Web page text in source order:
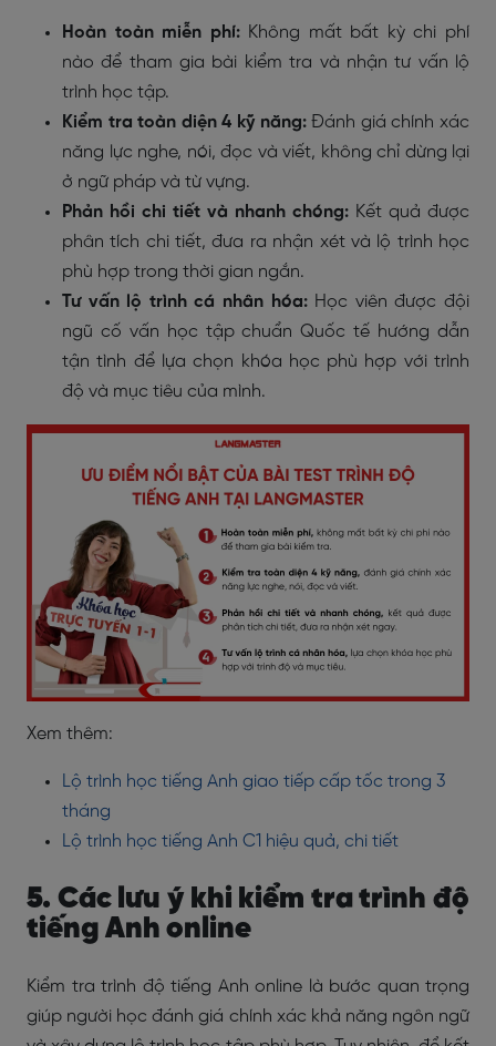
Hoàn toàn miễn phí:Không mất bất kỳ chi phí
nào để tham gia bài kiểm tra và nhận tư vấn lộ
trình học tập.
Kiểm tra toàn diện 4 kỹ năng:Đánh giá chính xác
năng lực nghe, nói, đọc và viết, không chỉ dừng lại
ở ngữ pháp và từ vựng.
Phản hồi chi tiết và nhanh chóng: Kết quả được
phân tích chi tiết, đưa ra nhận xét và lộ trình học
phù hợp trong thời gian ngắn.
Tư vấn lộ trình cá nhân hóa:Học viên được đội
ngũ cố vấn học tập chuẩn Quốc tế hướng dẫn
tận tình để lựa chọn khóa học phù hợp với trình
độ và mục tiêu của mình.
Xem thêm:
Lộ trình học tiếng Anh giao tiếp cấp tốc trong 3
tháng
Lộ trình học tiếng Anh C1 hiệu quả, chi tiết
5. Các lưu ý khi kiểm tra trình độ
tiếng Anh online
Kiểm tra trình độ tiếng Anh online là bước quan trọng
giúp người học đánh giá chính xác khả năng ngôn ngữ